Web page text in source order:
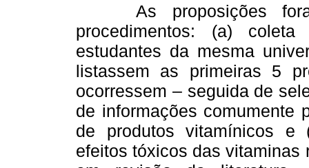
As proposições
procedimentos: (a)
estudantes da mesma
listassem as primeiras 5
ocorressem – seguida de
de informações comumente
de produtos vitamínicos e
efeitos tóxicos das vitaminas